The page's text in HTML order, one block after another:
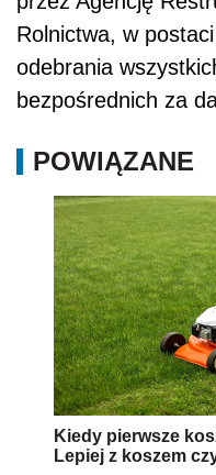
Rolnictwa, w
odebrania
bezpośrednich za
POWIĄZANE
Kiedy pierwsze
Lepiej z koszem